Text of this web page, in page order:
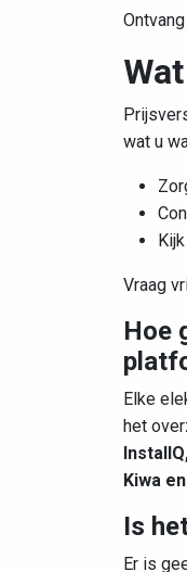
wat u
Vraag
Hoe
Elke
het
Kiwa
Is
Er is